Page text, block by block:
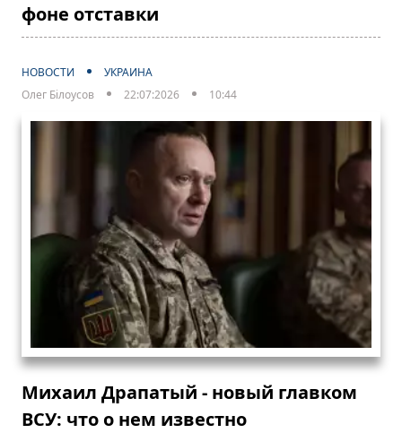
фоне отставки
НОВОСТИ
УКРАИНА
Олег Білоусов
22:07:2026 10:44
Михаил Драпатый - новый главком
ВСУ: что о нем известно